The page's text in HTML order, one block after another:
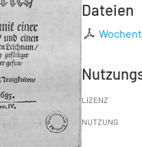
Dateien
LIZENZ
NUTZUNG